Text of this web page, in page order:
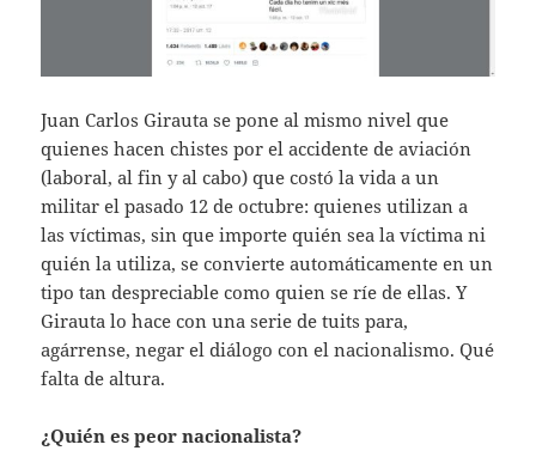
Juan Carlos Girauta se pone al mismo nivel que
quienes hacen chistes por el accidente de aviación
(laboral, al fin y al cabo) que costó la vida a un
militar el pasado 12 de octubre: quienes utilizan a
las víctimas, sin que importe quién sea la víctima ni
quién la utiliza, se convierte automáticamente en un
tipo tan despreciable como quien se ríe de ellas. Y
Girauta lo hace con una serie de tuits para,
agárrense, negar el diálogo con el nacionalismo. Qué
falta de altura.
¿Quién es peor nacionalista?